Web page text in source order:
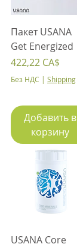
Пакет USANA
Get Energized
Цена
422,22 CA$
Без НДС | Shipping
Добавить в
корзину
USANA Core